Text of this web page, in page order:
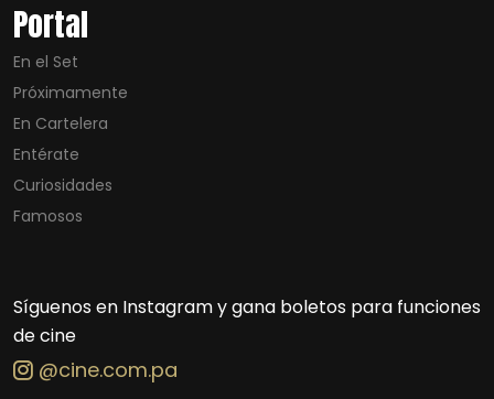
Portal
En el Set
Próximamente
En Cartelera
Entérate
Curiosidades
Famosos
Síguenos en Instagram y gana boletos para funciones
de cine
@cine.com.pa